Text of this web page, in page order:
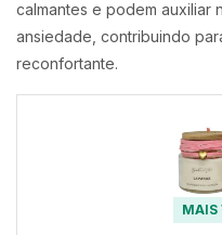
calmantes e podem auxiliar
ansiedade, contribuindo
reconfortante.
MAIS